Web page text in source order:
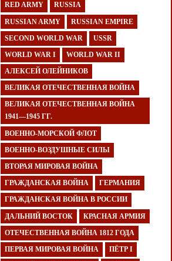
RED ARMY RUSSIA
RUSSIAN ARMY RUSSIAN EMPIRE
SECOND WORLD WAR USSR
WORLD WAR I WORLD WAR II
АЛЕКСЕЙ ОЛЕЙНИКОВ
ВЕЛИКАЯ ОТЕЧЕСТВЕННАЯ ВОЙНА
ВЕЛИКАЯ ОТЕЧЕСТВЕННАЯ ВОЙНА
1941—1945 ГГ.
ВОЕННО-МОРСКОЙ ФЛОТ
ВОЕННО-ВОЗДУШНЫЕ СИЛЫ
ВТОРАЯ МИРОВАЯ ВОЙНА
ГРАЖДАНСКАЯ ВОЙНА ГЕРМАНИЯ
ГРАЖДАНСКАЯ ВОЙНА В РОССИИ
ДАЛЬНИЙ ВОСТОК КРАСНАЯ АРМИЯ
ОТЕЧЕСТВЕННАЯ ВОЙНА 1812 ГОДА
ПЕРВАЯ МИРОВАЯ ВОЙНА ПЁТР I